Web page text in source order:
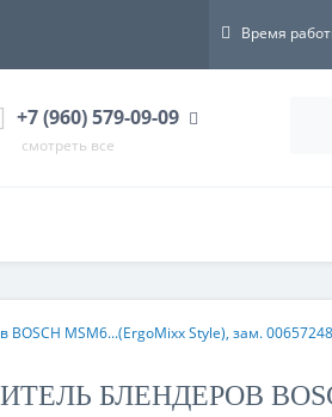
Время
+7 (960) 579-09-09
смотреть все
MSM6...(ErgoMixx Style), зам.
БЛЕНДЕРОВ